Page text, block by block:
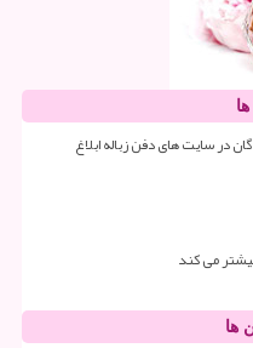
در سایت های دفن زباله ابلاغ
می کند
ها